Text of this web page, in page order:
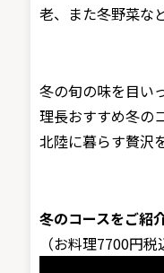
老、また冬野菜な
冬の旬の味を目い
理長おすすめ冬の
北陸に暮らす贅沢
冬のコースをご紹
（お料理7700円